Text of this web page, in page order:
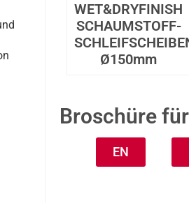
WET&DRYFINISH
SCHAUMSTOFF-
Ø150mm
Broschüre
EN